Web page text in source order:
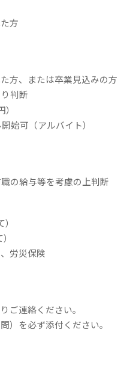
方
方、または卒業見込みの方
判断
）
始可（アルバイト）
の給与等を考慮の上判断
労災保険
ご連絡ください。
）を必ず添付ください。